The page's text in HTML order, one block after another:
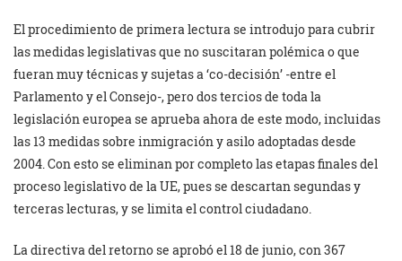
El procedimiento de primera lectura se introdujo para cubrir
las medidas legislativas que no suscitaran polémica o que
fueran muy técnicas y sujetas a ‘co-decisión’ -entre el
Parlamento y el Consejo-, pero dos tercios de toda la
legislación europea se aprueba ahora de este modo, incluidas
las 13 medidas sobre inmigración y asilo adoptadas desde
2004. Con esto se eliminan por completo las etapas finales del
proceso legislativo de la UE, pues se descartan segundas y
terceras lecturas, y se limita el control ciudadano.
La directiva del retorno se aprobó el 18 de junio, con 367